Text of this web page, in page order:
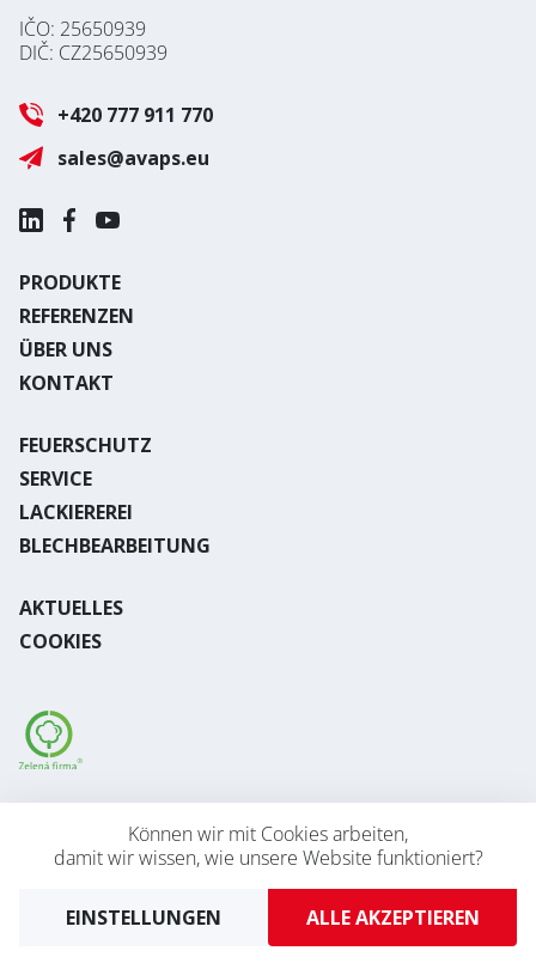
Können wir mit Cookies arbeiten,
damit wir wissen, wie unsere Website funktioniert?
EINSTELLUNGEN
IČO: 25650939
DIČ: CZ25650939
+420 777 911 770
sales@avaps.eu
PRODUKTE
REFERENZEN
ÜBER UNS
KONTAKT
FEUERSCHUTZ
SERVICE
LACKIEREREI
BLECHBEARBEITUNG
AKTUELLES
COOKIES
Desktop version
Developed by UVM